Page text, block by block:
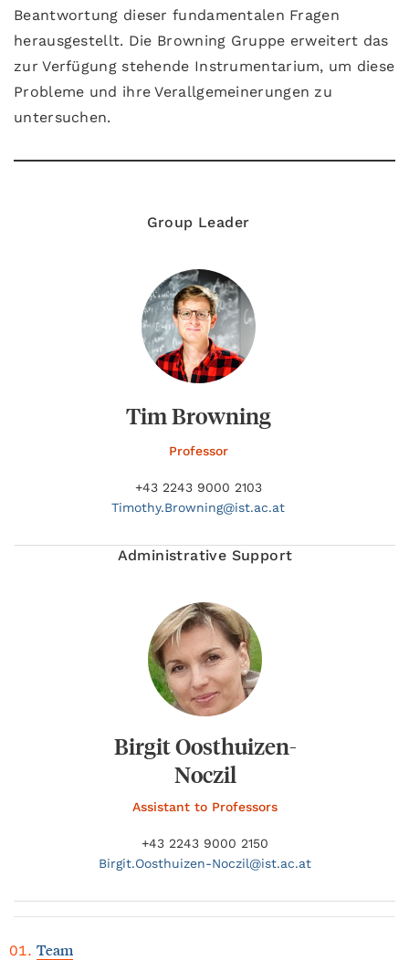
Beantwortung dieser fundamentalen Fragen
herausgestellt. Die Browning Gruppe erweitert das
zur Verfügung stehende Instrumentarium, um diese
Probleme und ihre Verallgemeinerungen zu
untersuchen.
Group Leader
Tim Browning
Professor
+43 2243 9000 2103
Timothy.Browning@ist.ac.at
Administrative Support
Birgit Oosthuizen-
Noczil
Assistant to Professors
+43 2243 9000 2150
Birgit.Oosthuizen-Noczil@ist.ac.at
Team